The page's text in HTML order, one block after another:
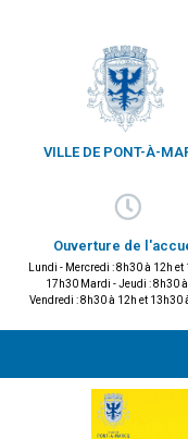
VILLE DE PONT-À-
Ouverture de
Lundi - Mercredi : 8h30 à 12h et
17h30 Mardi - Jeudi : 8h30
Vendredi : 8h30 à 12h et 13h30